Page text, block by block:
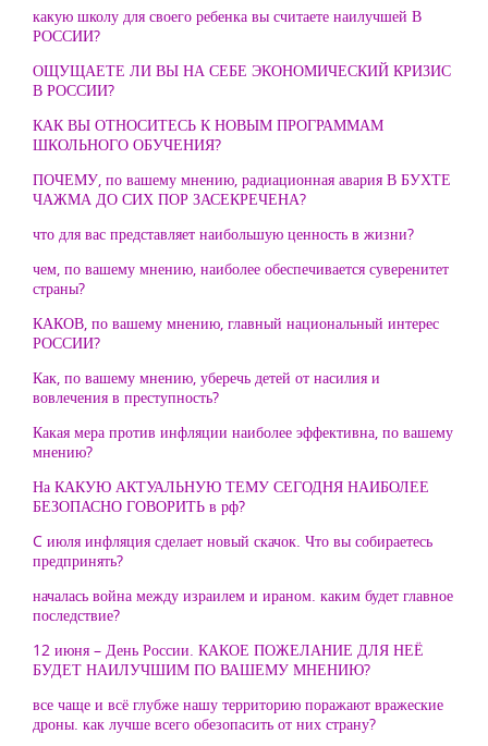
какую школу для своего ребенка вы считаете наилучшей В
РОССИИ?
ОЩУЩАЕТЕ ЛИ ВЫ НА СЕБЕ ЭКОНОМИЧЕСКИЙ КРИЗИС
В РОССИИ?
КАК ВЫ ОТНОСИТЕСЬ К НОВЫМ ПРОГРАММАМ
ШКОЛЬНОГО ОБУЧЕНИЯ?
ПОЧЕМУ, по вашему мнению, радиационная авария В БУХТЕ
ЧАЖМА ДО СИХ ПОР ЗАСЕКРЕЧЕНА?
что для вас представляет наибольшую ценность в жизни?
чем, по вашему мнению, наиболее обеспечивается суверенитет
страны?
КАКОВ, по вашему мнению, главный национальный интерес
РОССИИ?
Как, по вашему мнению, уберечь детей от насилия и
вовлечения в преступность?
Какая мера против инфляции наиболее эффективна, по вашему
мнению?
На КАКУЮ АКТУАЛЬНУЮ ТЕМУ СЕГОДНЯ НАИБОЛЕЕ
БЕЗОПАСНО ГОВОРИТЬ в рф?
C июля инфляция сделает новый скачок. Что вы собираетесь
предпринять?
началась война между израилем и ираном. каким будет главное
последствие?
12 июня – День России. КАКОЕ ПОЖЕЛАНИЕ ДЛЯ НЕЁ
БУДЕТ НАИЛУЧШИМ ПО ВАШЕМУ МНЕНИЮ?
все чаще и всё глубже нашу территорию поражают вражеские
дроны. как лучше всего обезопасить от них страну?